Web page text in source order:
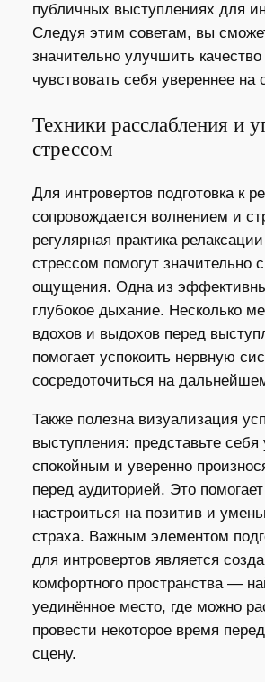
публичных выступлениях для
Следуя этим советам, вы
значительно улучшить
чувствовать себя увереннее на
Техники расслабления и
стрессом
Для интровертов подготовка к
сопровождается волнением и
регулярная практика
стрессом помогут значительно
ощущения. Одна из
глубокое дыхание. Несколько
вдохов и выдохов перед
помогает успокоить нервную
сосредоточиться на
Также полезна визуализация
выступления: представьте
спокойным и уверенно
перед аудиторией. Это
настроиться на позитив и
страха. Важным элементом
для интровертов является
комфортного пространства —
уединённое место, где можно
провести некоторое время
сцену.